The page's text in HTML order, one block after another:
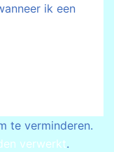
ik een
te verminderen.
verwerkt.